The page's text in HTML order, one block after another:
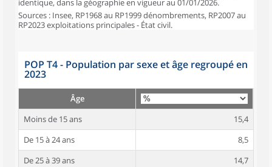
identique, dans la géographie en vigueur au 01/01/2026.
Sources : Insee, RP1968 au RP1999 dénombrements, RP2007 au
RP2023 exploitations principales - État civil.
POP T4 - Population par sexe et âge regroupé en
2023
Âge
Moins de 15 ans
15,4
De 15 à 24 ans
8,5
De 25 à 39 ans
14,7